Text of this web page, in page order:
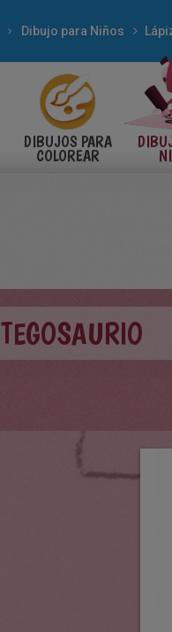
Dibujo para Niños
DIBUJOS PARA
COLOREAR